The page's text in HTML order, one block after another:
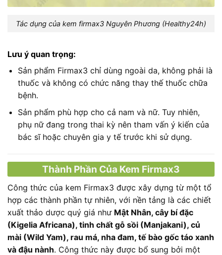
Tác dụng của kem firmax3 Nguyên Phương (Healthy24h)
Lưu ý quan trọng:
Sản phẩm Firmax3 chỉ dùng ngoài da, không phải là
thuốc và không có chức năng thay thế thuốc chữa
bệnh.
Sản phẩm phù hợp cho cả nam và nữ. Tuy nhiên,
phụ nữ đang trong thai kỳ nên tham vấn ý kiến của
bác sĩ hoặc chuyên gia y tế trước khi sử dụng.
Thành Phần Của Kem Firmax3
Công thức của kem Firmax3 được xây dựng từ một tổ
hợp các thành phần tự nhiên, với nền tảng là các chiết
xuất thảo dược quý giá như Mật Nhân, cây bí đặc
(Kigelia Africana), tinh chất gỗ sồi (Manjakani), củ
mài (Wild Yam), rau má, nha đam, tế bào gốc táo xanh
và đậu nành. Công thức này được bổ sung bởi một